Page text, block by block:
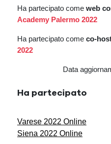
Ha partecipato come web
Academy Palermo 2022
Ha partecipato come co-
2022
Data
Ha partecipato
Varese 2022 Online
Siena 2022 Online